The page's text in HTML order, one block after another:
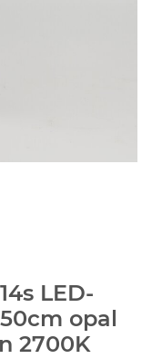
LED-
opal
2700K